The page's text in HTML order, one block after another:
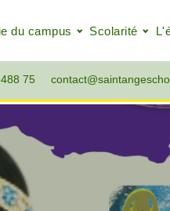
du campus Scolarité
75